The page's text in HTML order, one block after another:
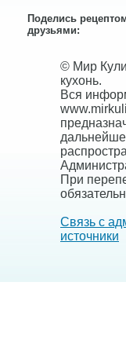
Поделись
друзьями:
© Мир
кухонь.
Вся
При
Связь с
источники